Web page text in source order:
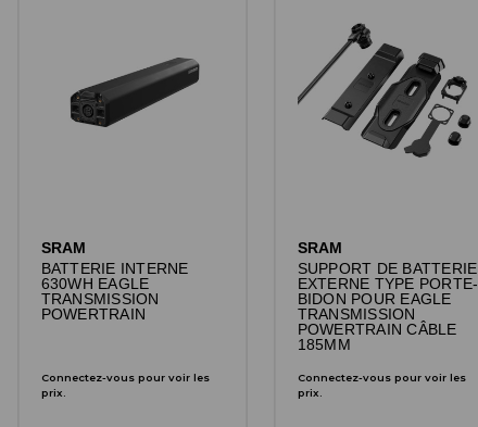
SRAM
BATTERIE INTERNE
630WH EAGLE
TRANSMISSION
POWERTRAIN
Connectez-vous pour voir les
prix.
SRAM
SUPPORT DE BATTERIE
EXTERNE TYPE PORTE-
BIDON POUR EAGLE
TRANSMISSION
POWERTRAIN CÂBLE
185MM
Connectez-vous pour voir les
prix.